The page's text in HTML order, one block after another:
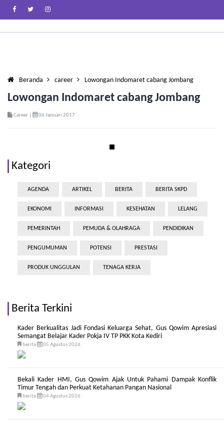
Beranda career Lowongan Indomaret cabang Jombang
Lowongan Indomaret cabang Jombang
Career | 06 Januari 2017
Kategori
AGENDA ARTIKEL BERITA BERITA SKPD
EKONOMI INFORMASI KESEHATAN LELANG
PEMERINTAH PEMUDA & OLAHRAGA PENDIDIKAN
PENGUMUMAN POTENSI PRESTASI
PRODUK UNGGULAN TENAGA KERJA
Berita Terkini
Kader Berkualitas Jadi Fondasi Keluarga Sehat, Gus Qowim Apresiasi
Semangat Belajar Kader Pokja IV TP PKK Kota Kediri
berita 05 Agustus 2026
Bekali Kader HMI, Gus Qowim Ajak Untuk Pahami Dampak Konflik
Timur Tengah dan Perkuat Ketahanan Pangan Nasional
berita 04 Agustus 2026